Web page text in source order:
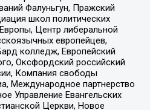
Фалуньгун, Пражский
школ политических
Центр либеральной
европейцев,
колледж, Европейский
Оксфордский российский
Компания свободы
Международное партнерство
Управление Евангельских
Церкви, Новое